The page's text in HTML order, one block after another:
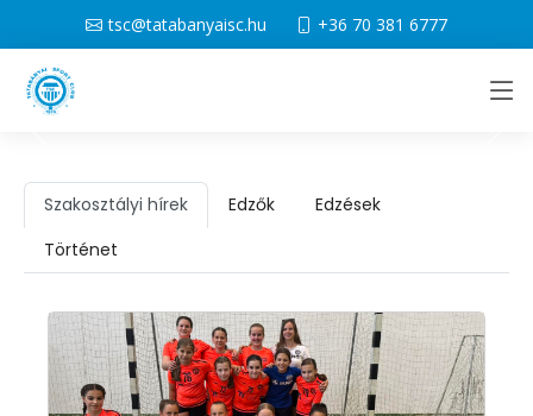
tsc@tatabanyaisc.hu +36 70 381 6777
Szakosztályi hírek Edzők
Edzések
Történet